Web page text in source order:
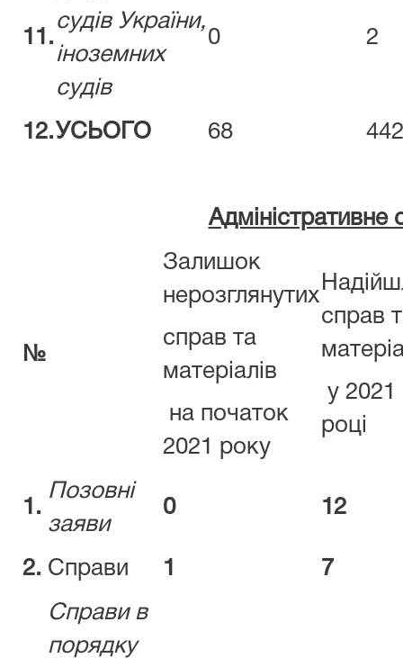
11.
судів України,
іноземних
судів
0 2
12.УСЬОГО 68 442
Адміністративне
№
Залишок
нерозглянутих
справ та
матеріалів
на початок
2021 року
справ
у 2021
році
1.
Позовні
заяви
0 12
2. Справи 1 7
Справи в
порядку